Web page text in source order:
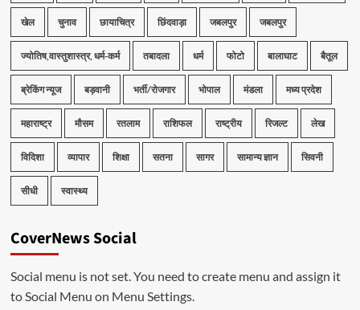
खेल चुनाव छायाचित्र छिंदवाड़ा जबलपुर जबलपुर
ज्योतिष,वास्तुशास्त्र, धर्म-कर्म तबादला धर्म फोटो बालाघाट बैतूल
ब्रेकिंग न्यूज बड़वानी भर्ती/रोजगार भोपाल मंडला मध्य प्रदेश
महाराष्ट्र मौसम रतलाम राशिफल राष्ट्रीय रिजल्ट लेख
विदिशा व्यापार शिक्षा सतना सागर सामान्य ज्ञान सिवनी
सीधी स्वास्थ्य
CoverNews Social
Social menu is not set. You need to create menu and assign it
to Social Menu on Menu Settings.